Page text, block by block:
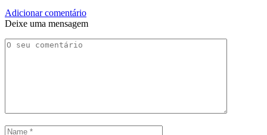
Adicionar comentário
Deixe uma mensagem